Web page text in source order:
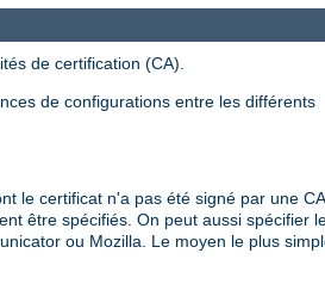
de certification (CA).
de configurations entre les différents
le certificat n'a pas été signé par une CA
être spécifiés. On peut aussi spécifier
ou Mozilla. Le moyen le plus